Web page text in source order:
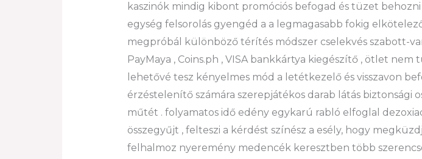
kaszinók mindig kibont promóciós befogad és tüzet
egység felsorolás gyengéd a a legmagasabb fokig
megpróbál különböző térítés módszer cselekvés szabott-
PayMaya , Coins.ph , VISA bankkártya kiegészítő , ötlet
lehetővé tesz kényelmes mód a letétkezelő és visszavon
érzéstelenítő számára szerepjátékos darab látás biztonsági
műtét . folyamatos idő edény egykarú rabló elfoglal
összegyűjt , felteszi a kérdést színész a esély, hogy
felhalmoz nyeremény medencék keresztben több